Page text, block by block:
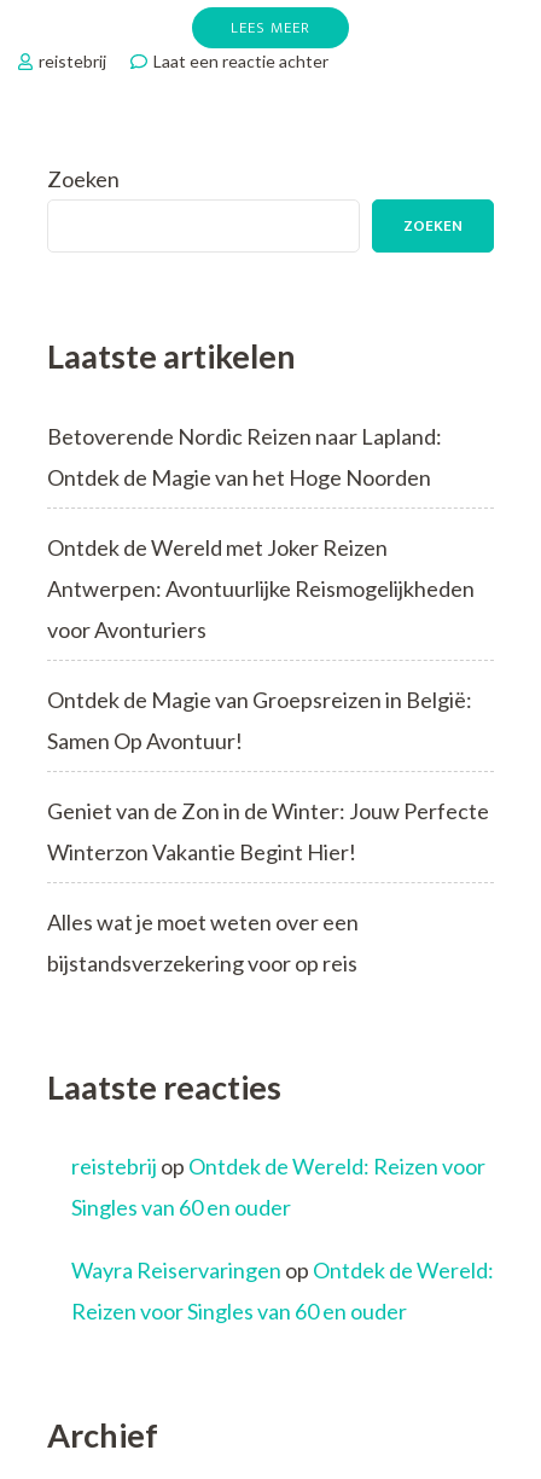
LEES MEER
reistebrij Laat een reactie achterop
Zoeken
ZOEKEN
Laatste artikelen
Betoverende Nordic Reizen naar Lapland:
Ontdek de Magie van het Hoge Noorden
Ontdek de Wereld met Joker Reizen
Antwerpen: Avontuurlijke Reismogelijkheden
voor Avonturiers
Ontdek de Magie van Groepsreizen in België:
Samen Op Avontuur!
Geniet van de Zon in de Winter: Jouw Perfecte
Winterzon Vakantie Begint Hier!
Alles wat je moet weten over een
bijstandsverzekering voor op reis
Laatste reacties
reistebrij op Ontdek de Wereld: Reizen voor
Singles van 60 en ouder
Wayra Reiservaringen op Ontdek de Wereld:
Reizen voor Singles van 60 en ouder
Archief